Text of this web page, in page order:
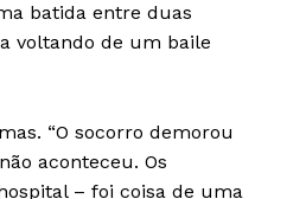
batida entre duas
voltando de um baile
“O socorro demorou
aconteceu. Os
– foi coisa de uma